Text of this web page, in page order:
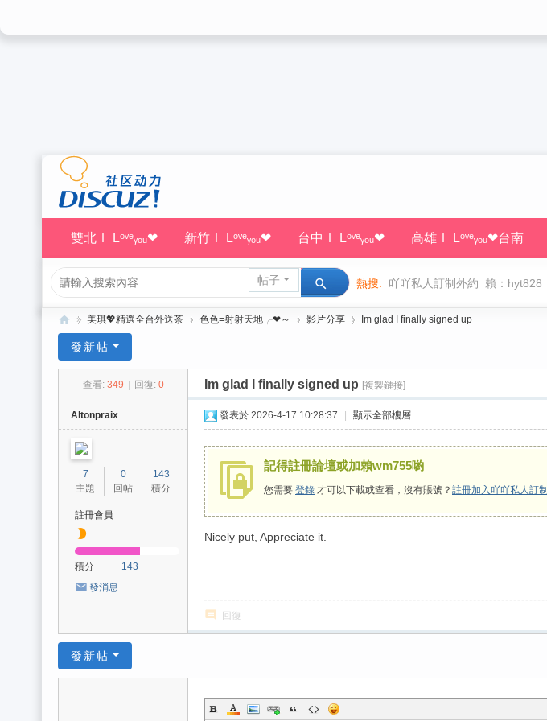
雙北Ｉ Lᵒᵛᵉᵧₒᵤ❤ 新竹Ｉ Lᵒᵛᵉᵧₒᵤ❤ 台中Ｉ Lᵒᵛᵉᵧₒᵤ❤ 高雄Ｉ Lᵒᵛᵉᵧₒᵤ❤台南
帖子 熱搜: 吖吖私人訂制外約 賴：hyt828
琪
» 美琪💖精選全台外送茶 › 色色=射射天地╭❤～ › 影片分享 › Im glad I finally signed up
發新帖
查看: 349 回復: 0 Im glad I finally signed up [複製鏈接]
Altonpraix
7
主題
0
回帖
143
積分
註冊會員
積分
143
發消息
發表於 2026-4-17 10:28:37 顯示全部樓層
記得註冊論壇或加賴wm755喲
您需要 登錄 才可以下載或查看，沒有賬號？ 註冊加入吖吖私人訂制
Nicely put, Appreciate it.
回復
發新帖